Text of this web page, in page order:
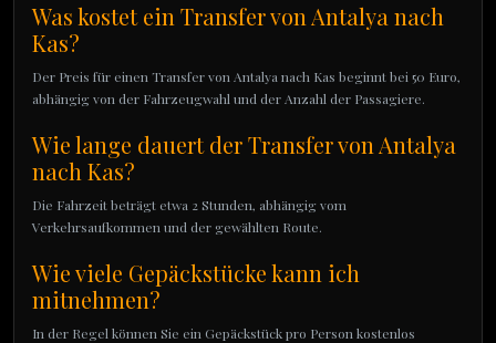
Was kostet ein Transfer von Antalya nach
Kas?
Der Preis für einen Transfer von Antalya nach Kas beginnt bei 50 Euro,
abhängig von der Fahrzeugwahl und der Anzahl der Passagiere.
Wie lange dauert der Transfer von Antalya
nach Kas?
Die Fahrzeit beträgt etwa 2 Stunden, abhängig vom
Verkehrsaufkommen und der gewählten Route.
Wie viele Gepäckstücke kann ich
mitnehmen?
In der Regel können Sie ein Gepäckstück pro Person kostenlos